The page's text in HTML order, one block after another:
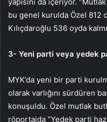
bu genel kurulda Özel 812
Kılıçdaroğlu 536 oyda
3- Yeni parti veya yedek
MYK’da yeni bir parti
olarak varlığını sürdüren
konuşuldu. Özel mutlak
röportajda “Yedek parti